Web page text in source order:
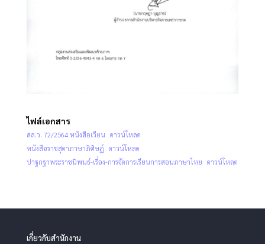
ไฟล์เอกสาร
สล.ว. 72/2564 หนังสือเวียน
ดาวน์โหลด
หนังสือราชสุดาภาษาภิศิษฏ์
ดาวน์โหลด
ปาฐกฐาพระราชนิพนธ์-เรื่อง-การจัดการเรียนการสอนภาษาไทย
ดาวน์โหลด
เกี่ยวกับสำนักงาน